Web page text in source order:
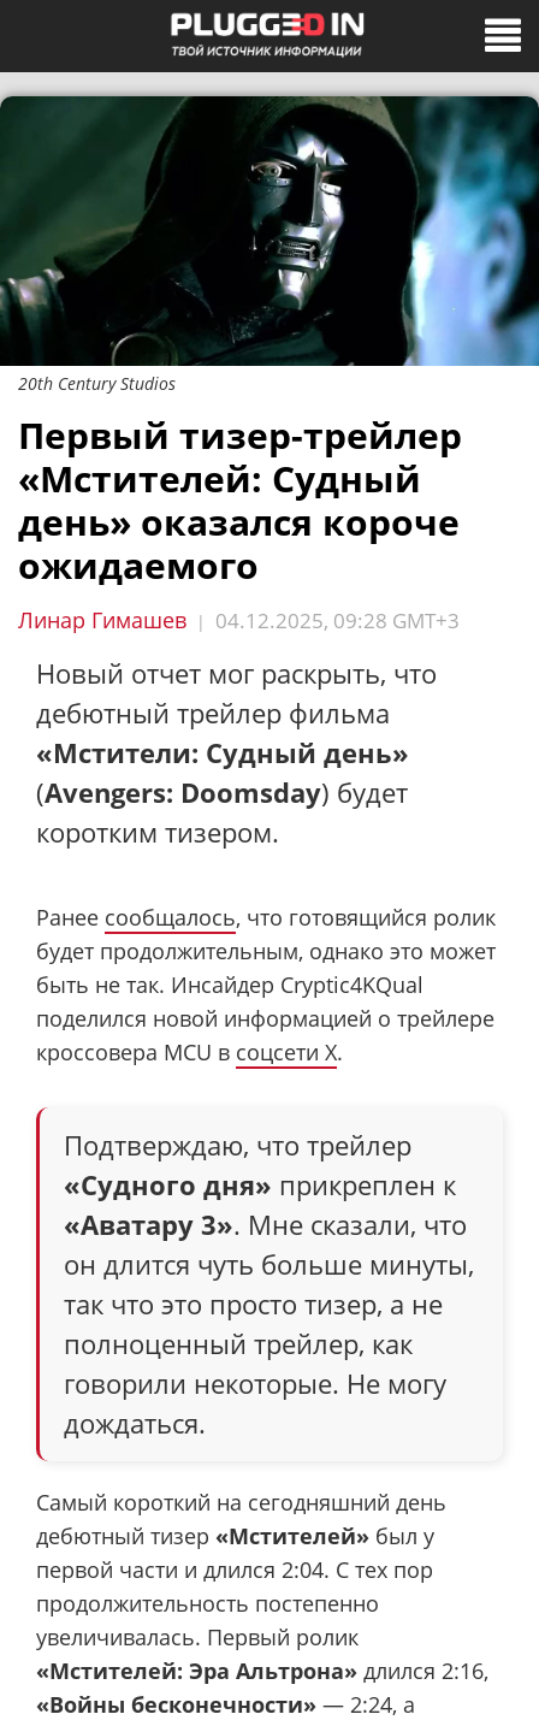
20th Century Studios
Первый тизер-трейлер
«Мстителей: Судный
день» оказался короче
ожидаемого
Линар Гимашев | 04.12.2025, 09:28 GMT+3
Новый отчет мог раскрыть, что
дебютный трейлер фильма
«Мстители: Судный день»
(Avengers: Doomsday) будет
коротким тизером.
Ранее сообщалось, что готовящийся ролик
будет продолжительным, однако это может
быть не так. Инсайдер Cryptic4KQual
поделился новой информацией о трейлере
кроссовера MCU в соцсети X.
Подтверждаю, что трейлер
«Судного дня» прикреплен к
«Аватару 3». Мне сказали, что
он длится чуть больше минуты,
так что это просто тизер, а не
полноценный трейлер, как
говорили некоторые. Не могу
дождаться.
Самый короткий на сегодняшний день
дебютный тизер «Мстителей» был у
первой части и длился 2:04. С тех пор
продолжительность постепенно
увеличивалась. Первый ролик
«Мстителей: Эра Альтрона» длился 2:16,
«Войны бесконечности» — 2:24, а